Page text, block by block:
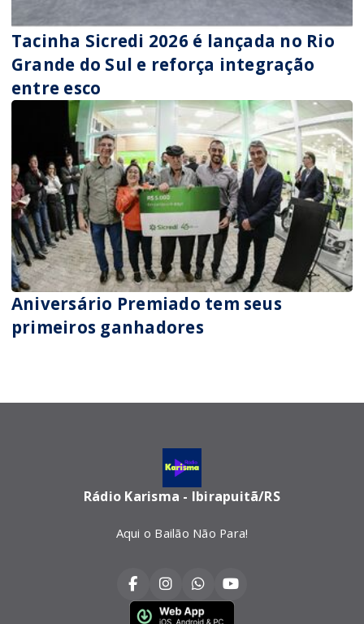
Tacinha Sicredi 2026 é lançada no Rio
Grande do Sul e reforça integração
entre esco
Aniversário Premiado tem seus
primeiros ganhadores
Rádio Karisma - Ibirapuitã/RS
Aqui o Bailão Não Para!